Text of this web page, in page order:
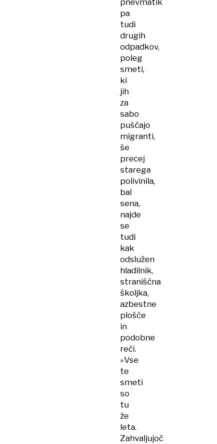
pnevmatik
pa
tudi
drugih
odpadkov,
poleg
smeti,
ki
jih
za
sabo
puščajo
migranti,
še
precej
starega
polivinila,
bal
sena,
najde
se
tudi
kak
odslužen
hladilnik,
straniščna
školjka,
azbestne
plošče
in
podobne
reči.
»Vse
te
smeti
so
tu
že
leta.
Zahvaljujoč